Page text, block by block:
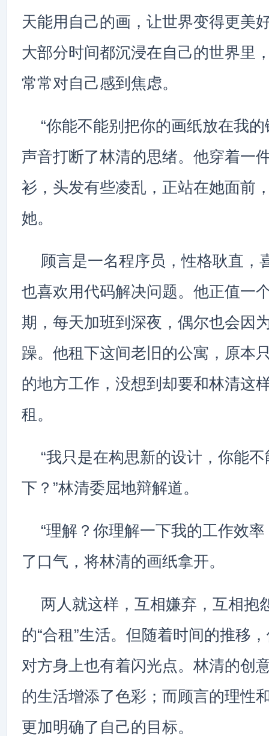
天能用自己的画，让世界变得更美
大部分时间都沉浸在自己的世界里
常常对自己感到焦虑。
“你能不能别把你的画纸放在我
声音打断了林清的思绪。他穿着一
衫，头发有些凌乱，正站在她面前
她。
顾言是一名程序员，性格耿直，
也喜欢用代码解决问题。他正值一
期，每天加班到深夜，偶尔也会因
躁。他租下这间老旧的公寓，原本
的地方工作，没想到却要和林清这
租。
“我只是在构思新的设计，你能
下？”林清委屈地辩解道。
“理解？你理解一下我的工作效
了口气，将林清的画纸拿开。
两人就这样，互相嫌弃，互相抱
的“合租”生活。但随着时间的推移
对方身上也有着闪光点。林清的创
的生活增添了色彩；而顾言的理性
更加明确了自己的目标。